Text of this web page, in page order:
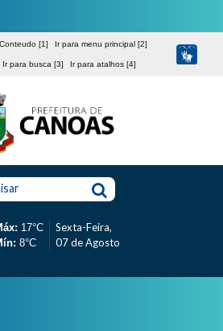
[1] Ir para menu principal [2]
Ir para busca [3] Ir para atalhos [4]
17°C
8°C
Sexta-Feira,
07 de Agosto